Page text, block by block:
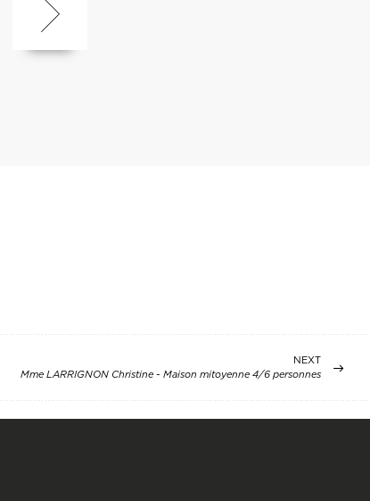
NEXT
Mme LARRIGNON Christine - Maison mitoyenne 4/6 personnes